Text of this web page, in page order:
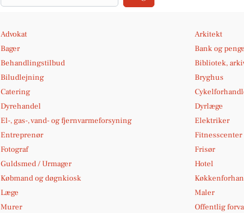
Advokat Arkitekt
Bager
Bank og
Behandlingstilbud
Bibliotek,
Biludlejning
Bryghus
Catering
Dyrehandel
Dyrlæge
El-, gas-, vand- og fjernvarmeforsyning
Elektriker
Entreprenør
Fitnesscenter
Fotograf
Frisør
Guldsmed / Urmager
Hotel
Købmand og døgnkiosk
Læge
Maler
Murer
Offentlig